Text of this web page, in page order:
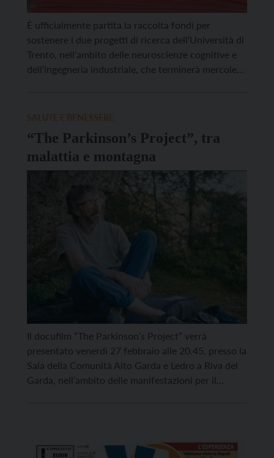
È ufficialmente partita la raccolta fondi per
sostenere i due progetti di ricerca dell’Università di
Trento, nell’ambito delle neuroscienze cognitive e
dell’ingegneria industriale, che terminerà mercoledì
“The Parkinson’s Project”, tra
malattia e montagna
Il docufilm “The Parkinson’s Project” verrà
presentato venerdì 27 febbraio alle 20.45, presso la
Sala della Comunità Alto Garda e Ledro a Riva del
Garda, nell’ambito delle manifestazioni per il